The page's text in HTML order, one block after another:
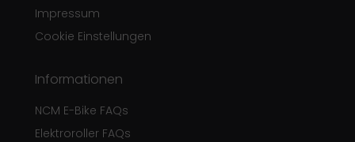
Impressum
Cookie Einstellungen
Informationen
NCM E-Bike FAQs
Elektroroller FAQs